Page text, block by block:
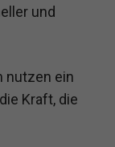
und
nutzen ein
Kraft, die